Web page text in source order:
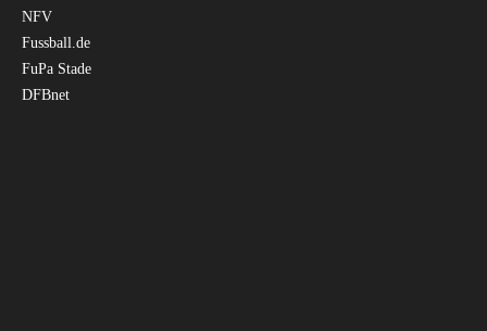
NFV
Fussball.de
FuPa Stade
DFBnet